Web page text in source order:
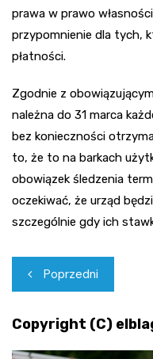
prawa w prawo
przypomnienie dla tych,
płatności.
Zgodnie z
należna do 31 marca
bez konieczności
to, że to na barkach
obowiązek śledzenia
oczekiwać, że urząd
szczególnie gdy ich
Nawigacja
wpisu
Poprzedni
Copyright (C)